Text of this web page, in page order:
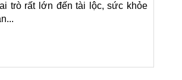
trò rất lớn đến tài lộc, sức khỏe